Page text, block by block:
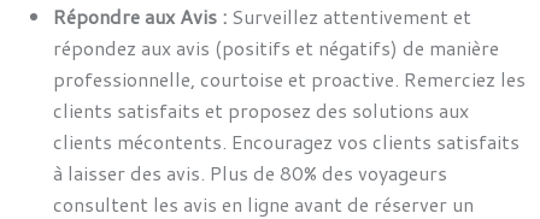
Répondre aux Avis : Surveillez attentivement et
répondez aux avis (positifs et négatifs) de manière
professionnelle, courtoise et proactive. Remerciez les
clients satisfaits et proposez des solutions aux
clients mécontents. Encouragez vos clients satisfaits
à laisser des avis. Plus de 80% des voyageurs
consultent les avis en ligne avant de réserver un